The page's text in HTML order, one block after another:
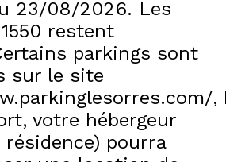
23/08/2026. Les
restent
parkings sont
sur le site
votre hébergeur
résidence) pourra